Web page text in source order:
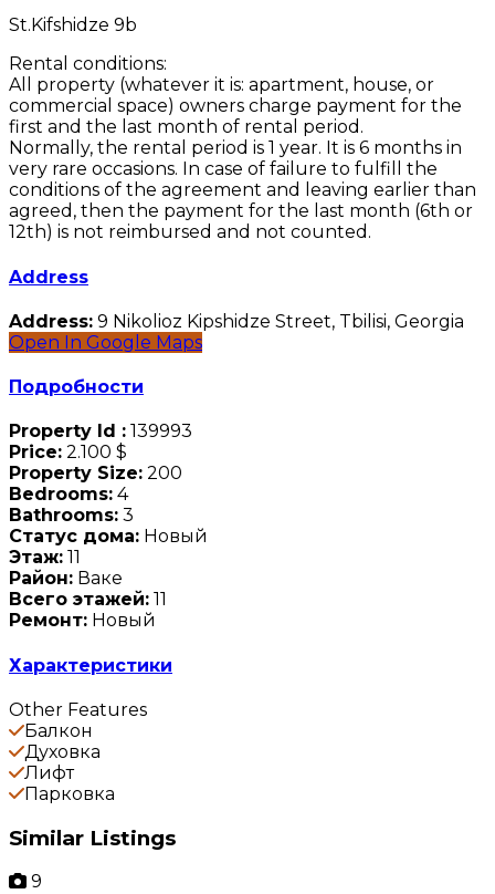
St.Kifshidze 9b
Rental conditions:
All property (whatever it is: apartment, house, or
commercial space) owners charge payment for the
first and the last month of rental period.
Normally, the rental period is 1 year. It is 6 months in
very rare occasions. In case of failure to fulfill the
conditions of the agreement and leaving earlier than
agreed, then the payment for the last month (6th or
12th) is not reimbursed and not counted.
Address
Address: 9 Nikolioz Kipshidze Street, Tbilisi, Georgia
Open In Google Maps
Подробности
Property Id : 139993
Price: 2.100 $
Property Size: 200
Bedrooms: 4
Bathrooms: 3
Статус дома: Новый
Этаж: 11
Район: Ваке
Всего этажей: 11
Ремонт: Новый
Характеристики
Other Features
Балкон
Духовка
Лифт
Парковка
Similar Listings
9